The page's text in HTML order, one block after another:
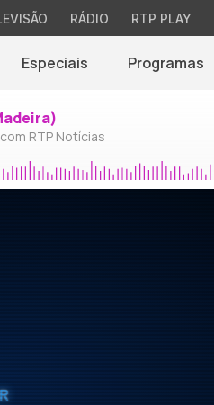
RÁDIO RTP PLAY
Especiais Programas
RTP Notícias